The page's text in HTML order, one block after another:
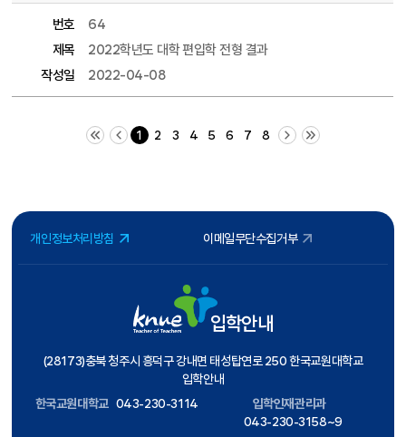
번호
64
제목
2022학년도 대학 편입학 전형 결과
작성일
2022-04-08
처음 페이지 이전 10 페이지
1 2 3 4 5 6 7 8
다음 10 페이지 끝 페이지
개인정보처리방침 이메일무단수집거부
입학안내
(28173)충북 청주시 흥덕구 강내면 태성탑연로 250 한국교원대학교
입학안내
한국교원대학교 043-230-3114
입학인재관리과
043-230-3158~9